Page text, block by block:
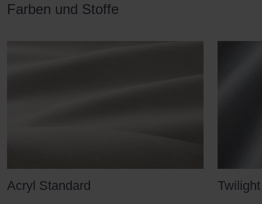
Farben und Stoffe
Acryl Standard